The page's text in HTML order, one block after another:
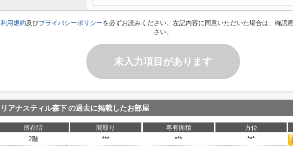
利用規約及びプライバシーポリシーを必ずお読みください。左記内容に同意いただいた場合は、確認
さい。
未入力項目があります
リアナスティル森下の過去に掲載したお部屋
所在階 間取り 専有面積 方位
2階
*** *** ***